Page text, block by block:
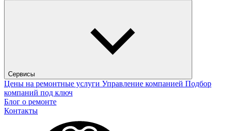
Сервисы
Цены на ремонтные услуги Управление компанией Подбор
компаний под ключ
Блог о ремонте
Контакты